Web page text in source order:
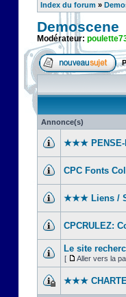
Index du forum »
Demoscene
Modérateur:
Annonce(s)
★★★ PENSE-
CPC Fonts
★★★ Liens /
CPCRULEZ:
Le site
[ Aller vers la
★★★